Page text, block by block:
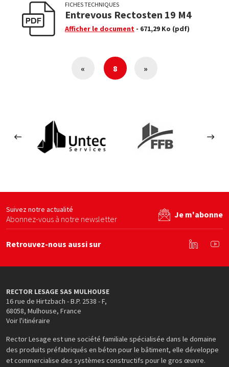
FICHES TECHNIQUES
Entrevous Rectosten 19 M4
Afficher le document - 671,29 Ko (pdf)
« 8 »
Suivez notre actualité
Abonnez-vous à notre newsletter Je m'abonne
Retrouvez-nous aussi sur
Linkedin
RECTOR LESAGE SAS MULHOUSE
16 rue de Hirtzbach - B.P. 2538 - F,
68058, Mulhouse, France
Voir l'itinéraire
Rector Lesage est une société familiale spécialisée dans le domaine
des produits préfabriqués en béton pour le bâtiment, elle développe
et commercialise des systèmes constructifs pour le gros œuvre.